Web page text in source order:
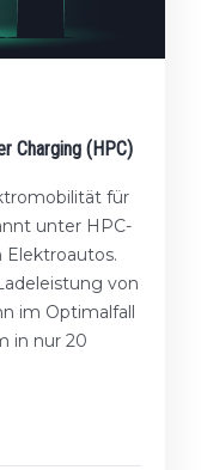
Charging (HPC)
für
unter HPC-
Elektroautos.
von
im Optimalfall
in nur 20